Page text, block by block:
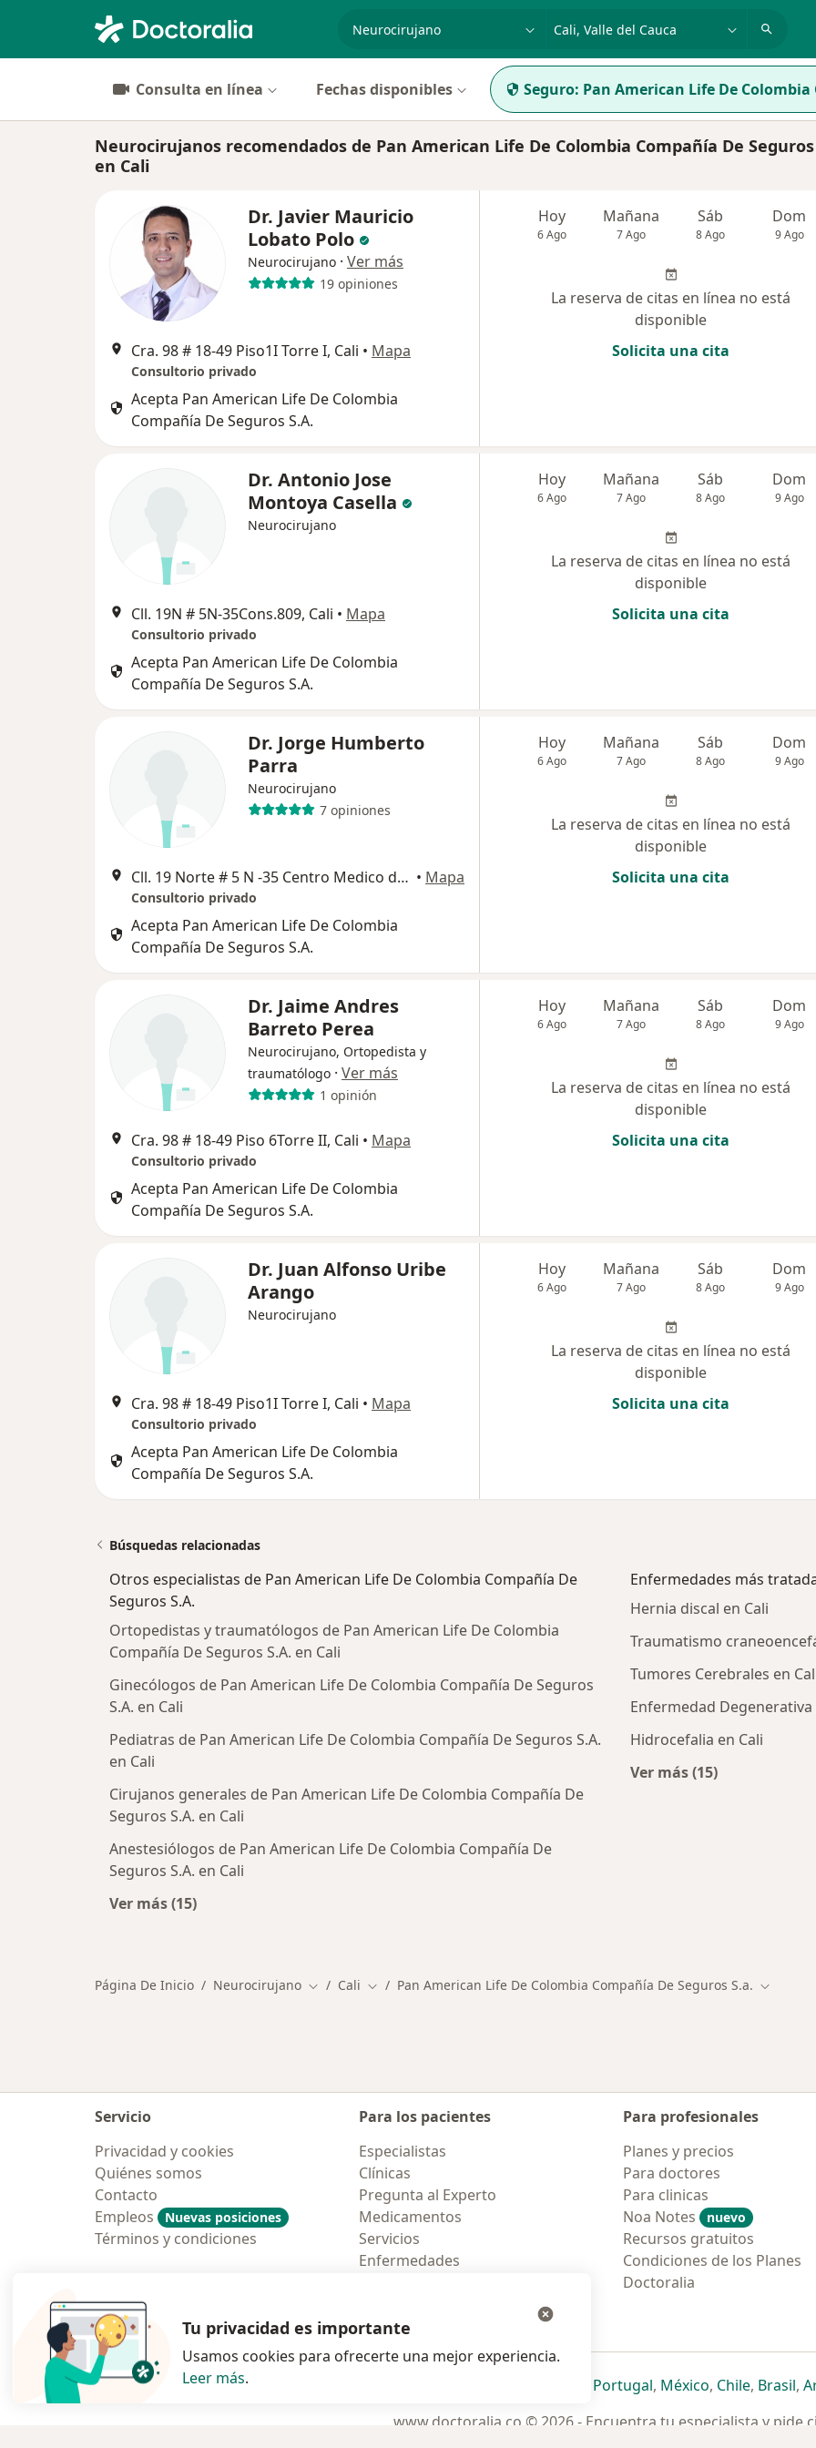
Consulta en línea Fechas disponibles Seguro: Pan American Life De Colombia
Neurocirujanos recomendados de Pan American Life De Colombia Compañía De Seguros
en Cali
Dr. Javier Mauricio
Lobato Polo
Neurocirujano · Ver más
19 opiniones
Cra. 98 # 18-49 Piso1I Torre I, Cali • Mapa
Consultorio privado
Acepta Pan American Life De Colombia
Compañía De Seguros S.A.
Hoy
6 Ago
Mañana
7 Ago
Sáb
8 Ago
Dom
9 Ago
La reserva de citas en línea no está
disponible
Solicita una cita
Dr. Antonio Jose
Montoya Casella
Neurocirujano
Cll. 19N # 5N-35Cons.809, Cali • Mapa
Consultorio privado
Acepta Pan American Life De Colombia
Compañía De Seguros S.A.
Hoy
6 Ago
Mañana
7 Ago
Sáb
8 Ago
Dom
9 Ago
La reserva de citas en línea no está
disponible
Solicita una cita
Dr. Jorge Humberto
Parra
Neurocirujano
7 opiniones
Cll. 19 Norte # 5 N -35 Centro Medico deCali Cons.801, Cali • Mapa
Consultorio privado
Acepta Pan American Life De Colombia
Compañía De Seguros S.A.
Hoy
6 Ago
Mañana
7 Ago
Sáb
8 Ago
Dom
9 Ago
La reserva de citas en línea no está
disponible
Solicita una cita
Dr. Jaime Andres
Barreto Perea
Neurocirujano, Ortopedista y
traumatólogo · Ver más
1 opinión
Cra. 98 # 18-49 Piso 6Torre II, Cali • Mapa
Consultorio privado
Acepta Pan American Life De Colombia
Compañía De Seguros S.A.
Hoy
6 Ago
Mañana
7 Ago
Sáb
8 Ago
Dom
9 Ago
La reserva de citas en línea no está
disponible
Solicita una cita
Dr. Juan Alfonso Uribe
Arango
Neurocirujano
Cra. 98 # 18-49 Piso1I Torre I, Cali • Mapa
Consultorio privado
Acepta Pan American Life De Colombia
Compañía De Seguros S.A.
Hoy
6 Ago
Mañana
7 Ago
Sáb
8 Ago
Dom
9 Ago
La reserva de citas en línea no está
disponible
Solicita una cita
Búsquedas relacionadas
Otros especialistas de Pan American Life De Colombia Compañía De
Seguros S.A.
Ortopedistas y traumatólogos de Pan American Life De Colombia
Compañía De Seguros S.A. en Cali
Ginecólogos de Pan American Life De Colombia Compañía De Seguros
S.A. en Cali
Pediatras de Pan American Life De Colombia Compañía De Seguros S.A.
en Cali
Cirujanos generales de Pan American Life De Colombia Compañía De
Seguros S.A. en Cali
Anestesiólogos de Pan American Life De Colombia Compañía De
Seguros S.A. en Cali
Ver más (15)
Enfermedades más
Hernia discal en Cali
Traumatismo
Tumores Cerebrales en
Enfermedad Degenerativa
Hidrocefalia en Cali
Ver más (15)
Página De Inicio Neurocirujano Cambiar de ciudad
Cali Cambiar de ciudad
Pan American Life De Colombia Compañía De Seguros S.a. Cambiar
Servicio
Privacidad y cookies
Quiénes somos
Contacto
Empleos
Nuevas posiciones
Términos y condiciones
Para los pacientes
Especialistas
Clínicas
Pregunta al Experto
Medicamentos
Servicios
Enfermedades
Para profesionales
Planes y precios
Para doctores
Para clinicas
Noa Notes
nuevo
Recursos gratuitos
Condiciones de los Planes
Doctoralia
Polska se abre en una nueva pestaña
se abre en una nueva pestaña
se abre en una nueva pestaña
se abre en una nueva pestaña
Portugalse abre en una nueva
, Méxicose abre en una
, Chilese abre
, Brasilse
,
www.doctoralia.co © 2026 - Encuentra tu especialista y pide
Tu privacidad es importante
Usamos cookies para ofrecerte una mejor experiencia.
Leer más.